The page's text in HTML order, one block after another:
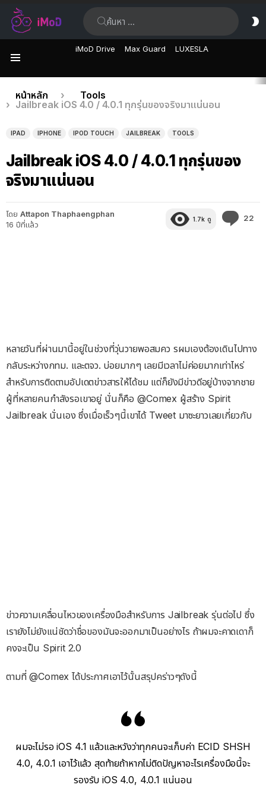
iMoD Drive Max Guard LUXESLA
เรื่อง
ล่าสุด
คุณอยู่ที่นี่:
หน้าหลัก
Tools
Jailbreak iOS 4.0 / 4.0.1 ทุกรุ่นของจริงมาแน่นอน
IPAD IPHONE IPOD TOUCH JAILBREAK TOOLS
Jailbreak iOS 4.0 / 4.0.1 ทุกรุ่นของ
จริงมาแน่นอน
โดย Attapon Thaphaengphan
16 ปีที่แล้ว
1.7k ดู 22
หลายวันที่ผ่านมานี้อยู่ในช่วงที่วุ่นวายพอสมคว รผมเองต้องเดินไปทาง
กลับระหว่างกทม. และตจว. บ่อยมากๆ เลยมีเวลาไม่ค่อยมากเท่าไหร่
สำหรับการติดตามอัปเดตข่าวสารให้ได้ชม แต่ก็ยังมีข่าวดีอยู่บ้างจากชาย
ผู้ที่หลายคนกำลังรอเขาอยู่ นั่นก็คือ @Comex ผู้สร้าง Spirit
Jailbreak นั่นเอง ซึ่งเมื่อเร็วๆนี้เขาได้ Tweet มาซะยาวเลยเกี่ยวกับ
ข่าวความเคลื่อนไหวของเครื่องมือสำหรับการ Jailbreak รุ่นต่อไป ซึ่ง
เรายังไม่ยังแน่ชัดว่าชื่อของมันจะออกมาเป็นอย่างไร ถ้าผมจะคาดเดาก็
คงจะเป็น Spirit 2.0
ตามที่ @Comex ได้ประกาศเอาไว้นั้นสรุปคร่าวๆดังนี้
ผมจะไม่รอ iOS 4.1 แล้วและหวังว่าทุกคนจะเก็บค่า ECID SHSH
4.0, 4.0.1 เอาไว้แล้ว สุดท้ายถ้าหากไม่ติดปัญหาอะไรเครื่องมือนี้จะ
รองรับ iOS 4.0, 4.0.1 แน่นอน